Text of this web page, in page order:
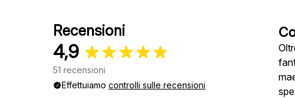
Recensioni
4,9
51 recensioni
Effettuiamo controlli sulle recensioni